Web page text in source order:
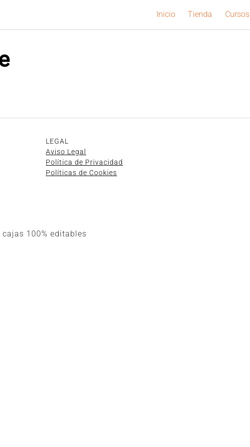
Inicio Tienda Cursos
LEGAL
Aviso Legal
Política de Privacidad
Políticas de Cookies
100% editables